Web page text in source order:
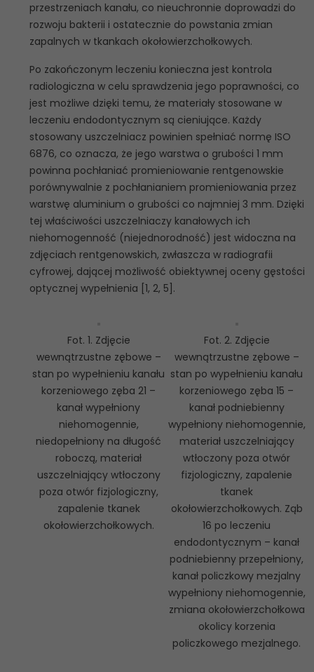
przestrzeniach kanału, co nieuchronnie doprowadzi do
rozwoju bakterii i ostatecznie do powstania zmian
zapalnych w tkankach okołowierzchołkowych.
Po zakończonym leczeniu konieczna jest kontrola
radiologiczna w celu sprawdzenia jego poprawności, co
jest możliwe dzięki temu, że materiały stosowane w
leczeniu endodontycznym są cieniujące. Każdy
stosowany uszczelniacz powinien spełniać normę ISO
6876, co oznacza, że jego warstwa o grubości 1 mm
powinna pochłaniać promieniowanie rentgenowskie
porównywalnie z pochłanianiem promieniowania przez
warstwę aluminium o grubości co najmniej 3 mm. Dzięki
tej właściwości uszczelniaczy kanałowych ich
niehomogenność (niejednorodność) jest widoczna na
zdjęciach rentgenowskich, zwłaszcza w radiografii
cyfrowej, dającej możliwość obiektywnej oceny gęstości
optycznej wypełnienia [1, 2, 5].
Fot. 1. Zdjęcie
wewnątrzustne zębowe –
stan po wypełnieniu kanału
korzeniowego zęba 21 –
kanał wypełniony
niehomogennie,
niedopełniony na długość
roboczą, materiał
uszczelniający wtłoczony
poza otwór fizjologiczny,
zapalenie tkanek
okołowierzchołkowych.
Fot. 2. Zdjęcie
wewnątrzustne zębowe –
stan po wypełnieniu kanału
korzeniowego zęba 15 –
kanał podniebienny
wypełniony niehomogennie,
materiał uszczelniający
wtłoczony poza otwór
fizjologiczny, zapalenie
tkanek
okołowierzchołkowych. Ząb
16 po leczeniu
endodontycznym – kanał
podniebienny przepełniony,
kanał policzkowy mezjalny
wypełniony niehomogennie,
zmiana okołowierzchołkowa
okolicy korzenia
policzkowego mezjalnego.